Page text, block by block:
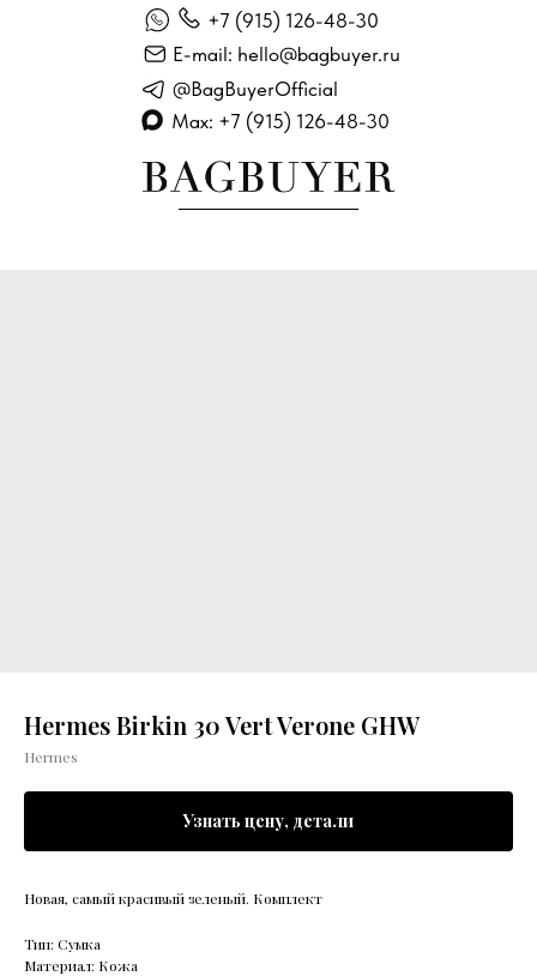
E-mail: hello@bagbuyer.ru
+7 (915) 126-48-30
@BagBuyerOfficial
Max: +7 (915) 126-48-30
Hermes Birkin 30 Vert Verone GHW
Hermes
Узнать цену, детали
Новая, самый красивый зеленый. Комплект
Тип: Сумка
Материал: Кожа